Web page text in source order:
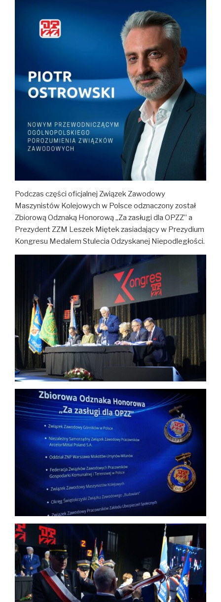
Podczas części oficjalnej Związek Zawodowy
Maszynistów Kolejowych w Polsce odznaczony został
Zbiorową Odznaką Honorową „Za zasługi dla OPZZ” a
Prezydent ZZM Leszek Miętek zasiadający w Prezydium
Kongresu Medalem Stulecia Odzyskanej Niepodległości.